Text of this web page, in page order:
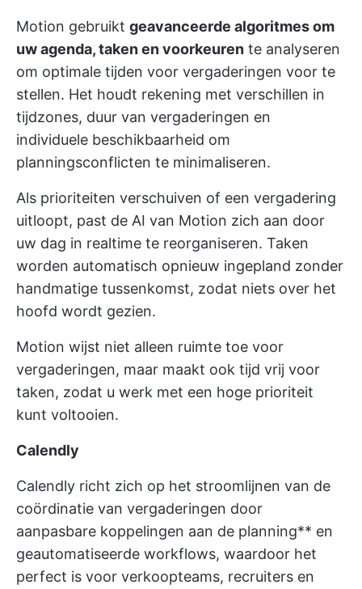
Motion gebruikt geavanceerde algoritmes om
uw agenda, taken en voorkeuren te analyseren
om optimale tijden voor vergaderingen voor te
stellen. Het houdt rekening met verschillen in
tijdzones, duur van vergaderingen en
individuele beschikbaarheid om
planningsconflicten te minimaliseren.
Als prioriteiten verschuiven of een vergadering
uitloopt, past de AI van Motion zich aan door
uw dag in realtime te reorganiseren. Taken
worden automatisch opnieuw ingepland zonder
handmatige tussenkomst, zodat niets over het
hoofd wordt gezien.
Motion wijst niet alleen ruimte toe voor
vergaderingen, maar maakt ook tijd vrij voor
taken, zodat u werk met een hoge prioriteit
kunt voltooien.
Calendly
Calendly richt zich op het stroomlijnen van de
coördinatie van vergaderingen door
aanpasbare koppelingen aan de planning** en
geautomatiseerde workflows, waardoor het
perfect is voor verkoopteams, recruiters en